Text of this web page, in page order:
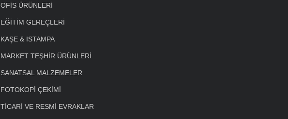
OFİS ÜRÜNLERİ
EĞİTİM GEREÇLERİ
KAŞE & ISTAMPA
MARKET TEŞHİR ÜRÜNLERİ
SANATSAL MALZEMELER
FOTOKOPİ ÇEKİMİ
TİCARİ VE RESMİ EVRAKLAR